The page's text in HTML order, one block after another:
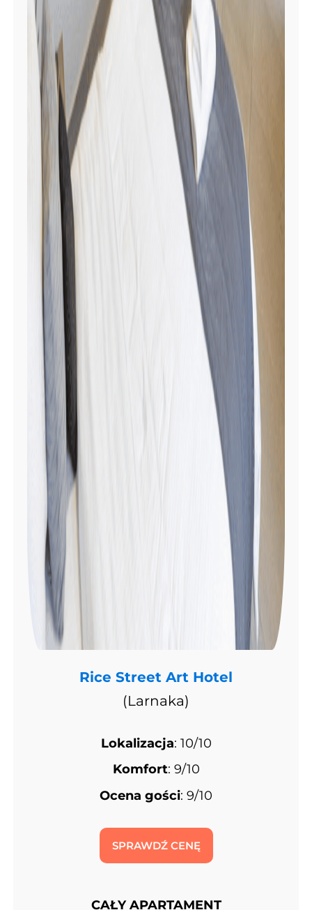
Rice Street Art Hotel
(Larnaka)
Lokalizacja: 10/10
Komfort: 9/10
Ocena gości: 9/10
SPRAWDŹ CENĘ
CAŁY APARTAMENT